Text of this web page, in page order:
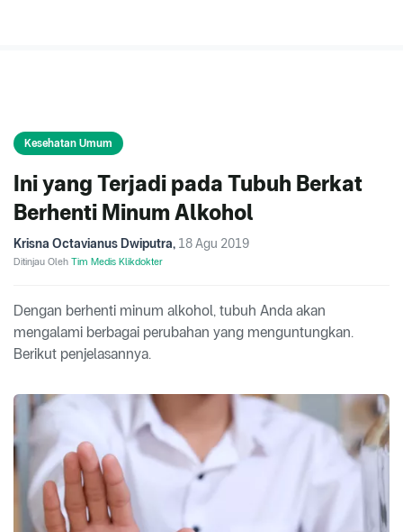
Kesehatan Umum
Ini yang Terjadi pada Tubuh Berkat
Berhenti Minum Alkohol
Krisna Octavianus Dwiputra, 18 Agu 2019
Ditinjau Oleh Tim Medis Klikdokter
Dengan berhenti minum alkohol, tubuh Anda akan
mengalami berbagai perubahan yang menguntungkan.
Berikut penjelasannya.